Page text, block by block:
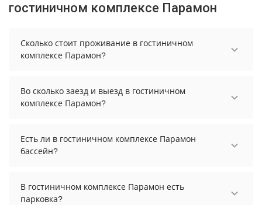
гостиничном комплексе Парамон
Сколько стоит проживание в гостиничном
комплексе Парамон?
комплексе Парамон начинается от 2000 рублей.
Чтобы увидеть актуальные цены на проживание,
Во сколько заезд и выезд в гостиничном
комплексе Парамон?
осуществить до 12:00.
Есть ли в гостиничном комплексе Парамон
бассейн?
В гостиничном комплексе Парамон есть
парковка?